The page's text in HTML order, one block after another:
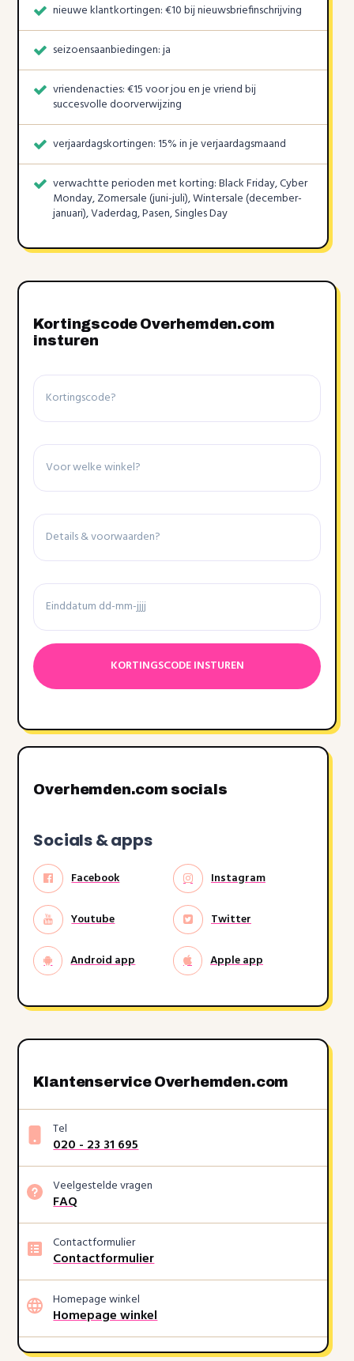
nieuwe klantkortingen: €10 bij nieuwsbriefinschrijving
seizoensaanbiedingen: ja
vriendenacties: €15 voor jou en je vriend bij
succesvolle doorverwijzing
verjaardagskortingen: 15% in je verjaardagsmaand
verwachtte perioden met korting: Black Friday, Cyber
Monday, Zomersale (juni-juli), Wintersale (december-
januari), Vaderdag, Pasen, Singles Day
Kortingscode Overhemden.com
insturen
Kortingscode
Winkel
Details
voorwaarden
Einddatum
Datumnotatie:DD
dash
MM
dash
Overhemden.com socials
Socials & apps
Facebook Instagram
Youtube Twitter
Android app Apple app
Klantenservice Overhemden.com
Tel
020 - 23 31 695
Veelgestelde vragen
FAQ
Contactformulier
Contactformulier
Homepage winkel
Homepage winkel